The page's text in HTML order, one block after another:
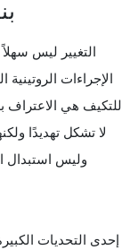
التغيير ليس
الإجراءات
للتكيف هي الاعتراف
لا تشكل تهديدًا
وليس استبدال
إحدى التحديات